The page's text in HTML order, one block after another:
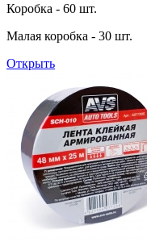
Коробка - 60 шт.
Малая коробка - 30 шт.
Открыть